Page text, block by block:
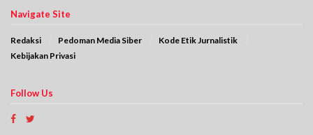
Navigate Site
Redaksi Pedoman Media Siber
Kode Etik Jurnalistik
Kebijakan Privasi
Follow Us